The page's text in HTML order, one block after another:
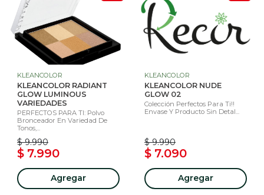
KLEANCOLOR
KLEANCOLOR RADIANT
GLOW LUMINOUS
VARIEDADES
PERFECTOS PARA TI: Polvo
Bronceador En Variedad De
Tonos,...
$ 9.990
$ 7.990
Agregar
KLEANCOLOR
KLEANCOLOR NUDE
GLOW 02
Colección Perfectos Para Ti!!
Envase Y Producto Sin Detal...
$ 9.990
$ 7.090
Agregar